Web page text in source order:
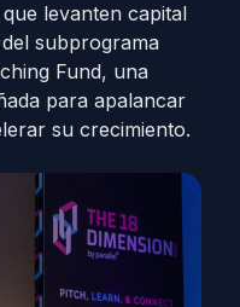
levanten capital
subprograma
Fund, una
para apalancar
su crecimiento.